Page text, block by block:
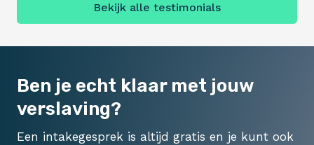
Bekijk alle testimonials
Ben je echt klaar met jouw
verslaving?
Een intakegesprek is altijd gratis en je kunt ook